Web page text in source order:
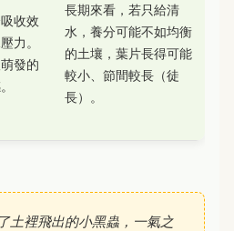
收效
力。
發的
長期來看，若只給清
水，養分可能不如均衡
的土壤，葉片長得可能
較小、節間較長（徒
長）。
土裡飛出的小黑蟲，一氣之